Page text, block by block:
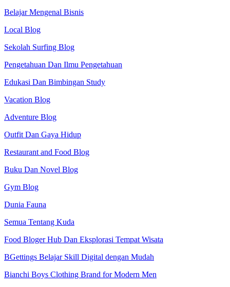
Belajar Mengenal Bisnis
Local Blog
Sekolah Surfing Blog
Pengetahuan Dan Ilmu Pengetahuan
Edukasi Dan Bimbingan Study
Vacation Blog
Adventure Blog
Outfit Dan Gaya Hidup
Restaurant and Food Blog
Buku Dan Novel Blog
Gym Blog
Dunia Fauna
Semua Tentang Kuda
Food Bloger Hub Dan Eksplorasi Tempat Wisata
BGettings Belajar Skill Digital dengan Mudah
Bianchi Boys Clothing Brand for Modern Men